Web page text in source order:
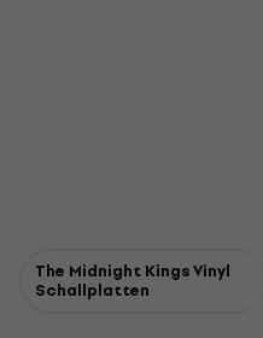
The Midnight Kings Vinyl
Schallplatten